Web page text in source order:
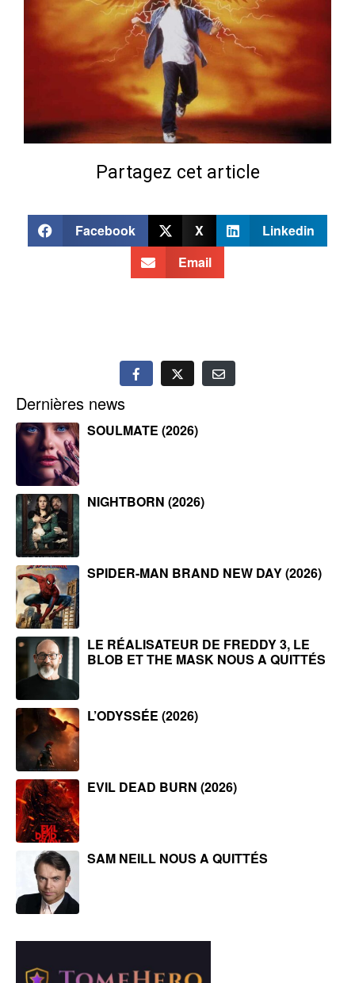
Partagez cet article
Facebook X
Linkedin
Email
Dernières news
SOULMATE (2026)
NIGHTBORN (2026)
SPIDER-MAN BRAND NEW DAY (2026)
LE RÉALISATEUR DE FREDDY 3, LE
BLOB ET THE MASK NOUS A QUITTÉS
L’ODYSSÉE (2026)
EVIL DEAD BURN (2026)
SAM NEILL NOUS A QUITTÉS